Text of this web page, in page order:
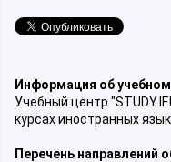
Информация об
Учебный центр
курсах иностранных
Перечень направлений